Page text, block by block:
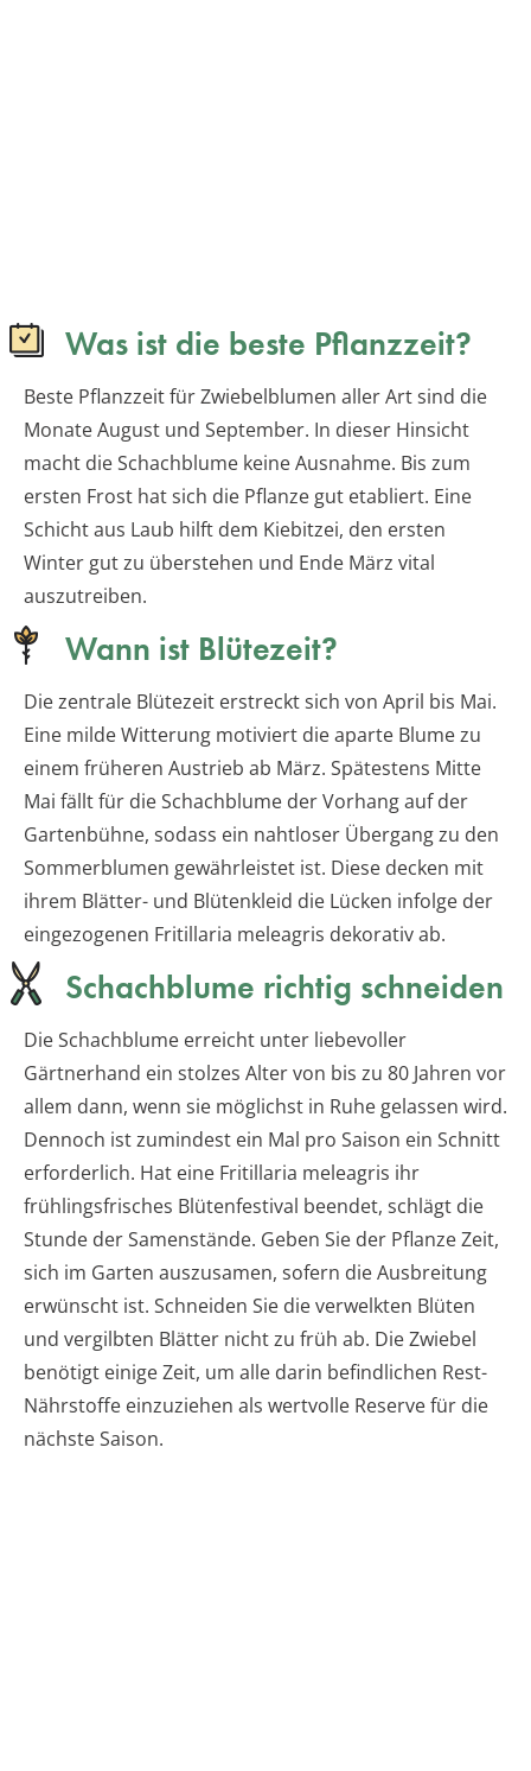
Was ist die beste Pflanzzeit?
Beste Pflanzzeit für Zwiebelblumen aller Art sind die
Monate August und September. In dieser Hinsicht
macht die Schachblume keine Ausnahme. Bis zum
ersten Frost hat sich die Pflanze gut etabliert. Eine
Schicht aus Laub hilft dem Kiebitzei, den ersten
Winter gut zu überstehen und Ende März vital
auszutreiben.
Wann ist Blütezeit?
Die zentrale Blütezeit erstreckt sich von April bis Mai.
Eine milde Witterung motiviert die aparte Blume zu
einem früheren Austrieb ab März. Spätestens Mitte
Mai fällt für die Schachblume der Vorhang auf der
Gartenbühne, sodass ein nahtloser Übergang zu den
Sommerblumen gewährleistet ist. Diese decken mit
ihrem Blätter- und Blütenkleid die Lücken infolge der
eingezogenen Fritillaria meleagris dekorativ ab.
Schachblume richtig schneiden
Die Schachblume erreicht unter liebevoller
Gärtnerhand ein stolzes Alter von bis zu 80 Jahren vor
allem dann, wenn sie möglichst in Ruhe gelassen wird.
Dennoch ist zumindest ein Mal pro Saison ein Schnitt
erforderlich. Hat eine Fritillaria meleagris ihr
frühlingsfrisches Blütenfestival beendet, schlägt die
Stunde der Samenstände. Geben Sie der Pflanze Zeit,
sich im Garten auszusamen, sofern die Ausbreitung
erwünscht ist. Schneiden Sie die verwelkten Blüten
und vergilbten Blätter nicht zu früh ab. Die Zwiebel
benötigt einige Zeit, um alle darin befindlichen Rest-
Nährstoffe einzuziehen als wertvolle Reserve für die
nächste Saison.